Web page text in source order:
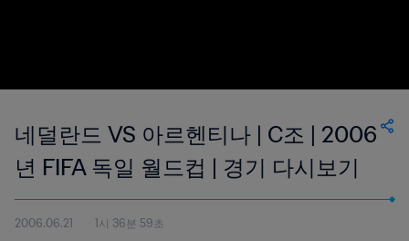
네덜란드 VS 아르헨티나 | C조 | 2006
년 FIFA 독일 월드컵 | 경기 다시보기
2006.06.21 1시 36분 59초